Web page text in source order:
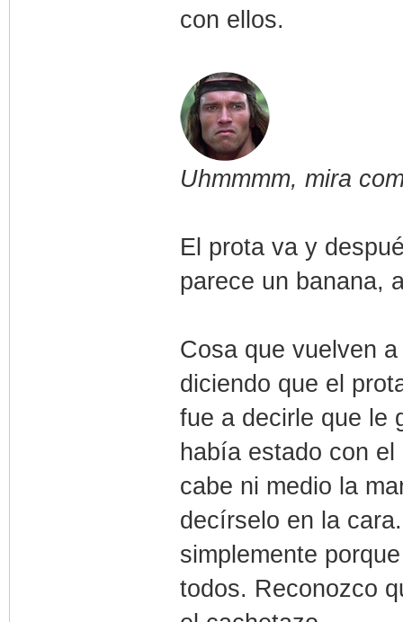
con ellos.
Uhmmmm, mira
El prota va y
parece un banana,
Cosa que vuelven
diciendo que el
fue a decirle que le
había estado con
cabe ni medio la
decírselo en la
simplemente
todos. Reconozco